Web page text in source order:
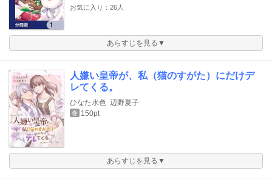
お気に入り：26人
あらすじを見る▼
人嫌い皇帝が、私（猫のすがた）にだけデ
レてくる。
ひなた水色 辺野夏子
巻 150pt
あらすじを見る▼